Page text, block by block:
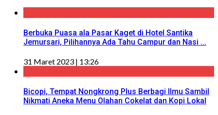
Berbuka Puasa ala Pasar Kaget di Hotel Santika
Jemursari, Pilihannya Ada Tahu Campur dan Nasi ...
31 Maret 2023 | 13:26
Bicopi, Tempat Nongkrong Plus Berbagi Ilmu Sambil
Nikmati Aneka Menu Olahan Cokelat dan Kopi Lokal